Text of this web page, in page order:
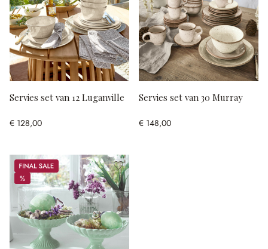
Servies set van 12 Luganville
€ 128,00
Servies set van 30 Murray
€ 148,00
Sale
%
%